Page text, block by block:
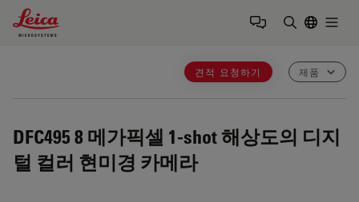
Leica Microsystems Logo
견적 요청하기 제품
DFC495 8 메가픽셀 1-shot 해상도의 디지
털 컬러 현미경 카메라